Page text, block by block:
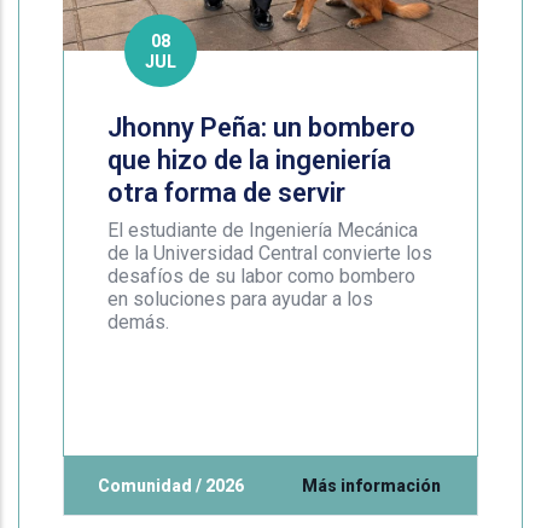
08
JUL
Jhonny Peña: un bombero
que hizo de la ingeniería
otra forma de servir
El estudiante de Ingeniería Mecánica
de la Universidad Central convierte los
desafíos de su labor como bombero
en soluciones para ayudar a los
demás.
Comunidad / 2026 Más información